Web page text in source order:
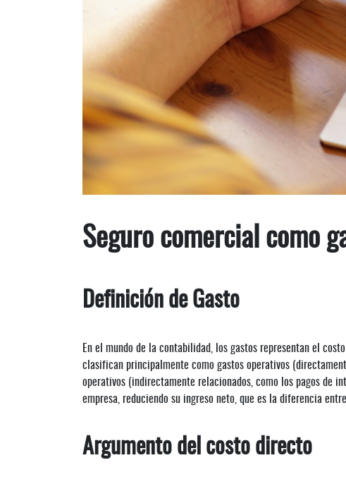
Seguro comercial como
Definición de Gasto
En el mundo de la contabilidad, los gastos representan el
clasifican principalmente como gastos operativos
operativos (indirectamente relacionados, como los pagos de
empresa, reduciendo su ingreso neto, que es la diferencia
Argumento del costo directo